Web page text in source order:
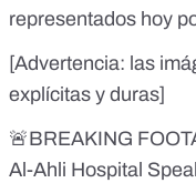
representados hoy
[Advertencia: las
explícitas y duras]
🚨BREAKING
Al-Ahli Hospital